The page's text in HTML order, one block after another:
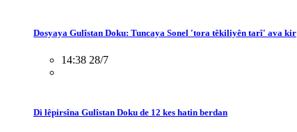
Dosyaya Gulîstan Doku: Tuncaya Sonel 'tora têkiliyên tarî' ava kir
14:38 28/7
Di lêpirsîna Gulîstan Doku de 12 kes hatin berdan